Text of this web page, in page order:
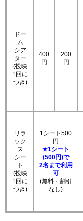
ドー
ム
シア
ター
(投映
1回に
つき)
400
円
200
円
リラ
ック
ス
シー
ト
(投映
1回に
つき)
1シート500
円
★1シート
(500円)で
2名まで利用
可
(無料・割引
なし)